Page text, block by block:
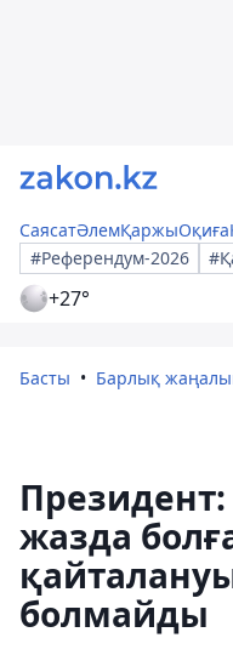
СаясатӘлемҚаржыОқиға
#Референдум-2026
+27°
Басты Барлық
жазда
болмайды